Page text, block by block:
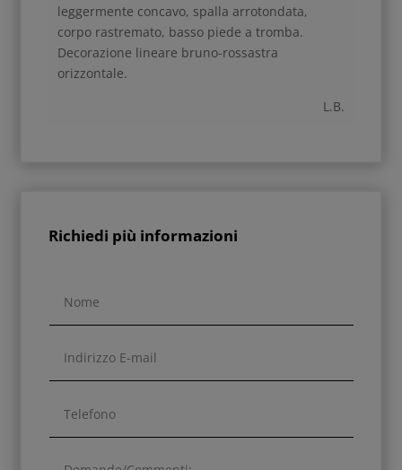
leggermente concavo, spalla arrotondata,
corpo rastremato, basso piede a tromba.
Decorazione lineare bruno-rossastra
orizzontale.
L.B.
Richiedi più informazioni